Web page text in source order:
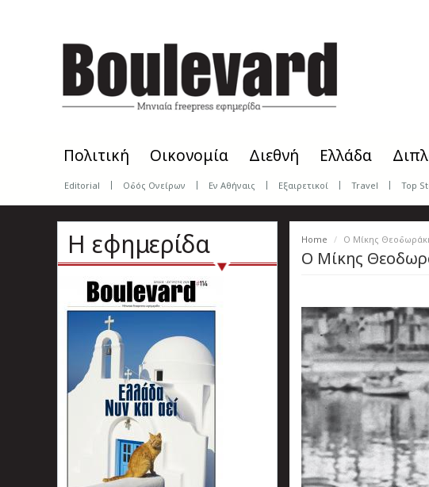
Πολιτική Οικονομία Διεθνή Ελλάδα
Editorial Οδός Ονείρων Εν Αθήναις Εξαιρετικοί Travel Top
Η εφημερίδα Home Ο Μίκης
Ο Μίκης